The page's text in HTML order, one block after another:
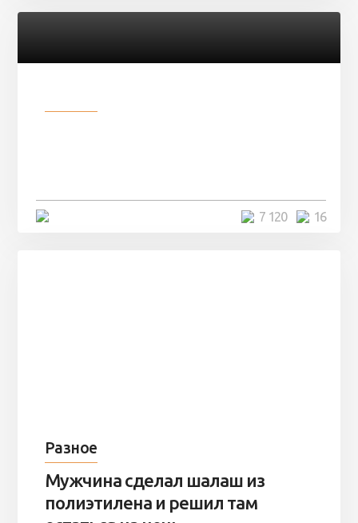
16
7 120
Разное
Мужчина сделал шалаш из
полиэтилена и решил там